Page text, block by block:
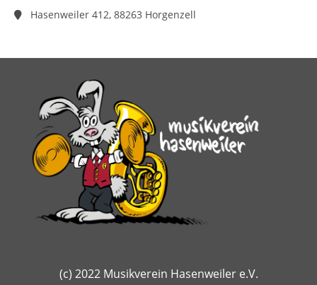
Hasenweiler 412, 88263 Horgenzell
(c) 2022 Musikverein Hasenweiler e.V.